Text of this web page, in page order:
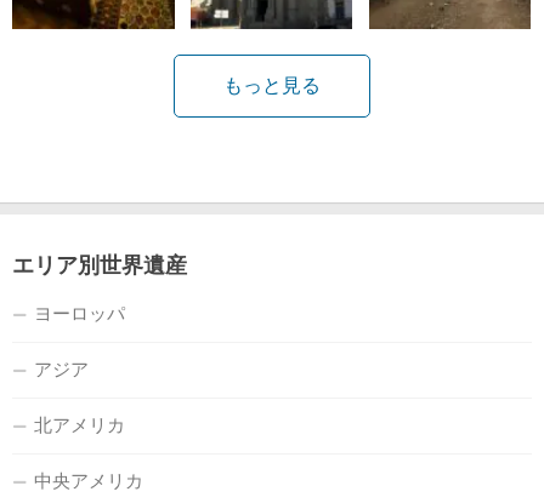
もっと見る
エリア別世界遺産
ヨーロッパ
アジア
北アメリカ
中央アメリカ